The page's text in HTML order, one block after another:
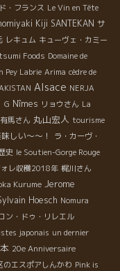
・フランス Le Vin en Tête
Kiji SANTEKAN サ
レキュム キューヴェ・カミー
Foods Domaine de
Pey Labrie Arima cèdre de
Alsace NERJA
G Nîmes リョウさん La
馬さん 丸山宏人 tourisme
しい～～！
ラ・カーヴ・
史 le Soutien-Gorge Rouge
レ収穫2018年 梶川さん
Kurume Jerome
Hoesch Nomura
ン・ドゥ・リレエル
japonais un dernier
20e Anniversaire
のエスポアしんかわ Pink is